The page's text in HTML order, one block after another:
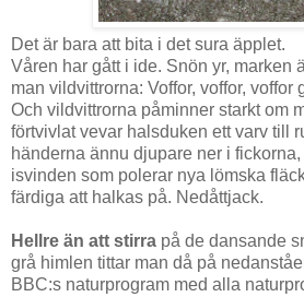
Det är bara att bita i det sura äpplet.
Våren har gått i ide. Snön yr, marken
man vildvittrorna: Voffor, voffor, voffor
Och vildvittrorna påminner starkt om
förtvivlat vevar halsduken ett varv till
händerna ännu djupare ner i
isvinden som polerar nya lömska
färdiga att halkas på. Nedåttjack.
Hellre än att stirra på de dansande
grå himlen tittar man då på
BBC:s naturprogram med alla